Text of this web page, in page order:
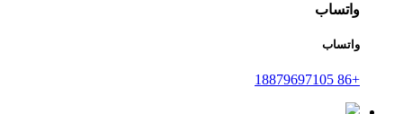
واتساب
واتساب
+86 18879697105